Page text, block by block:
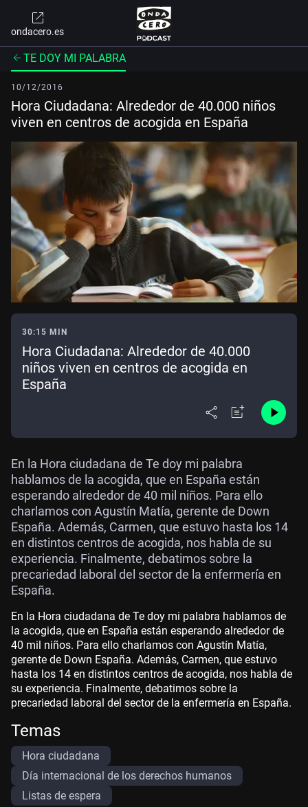
ondacero.es
TE DOY MI PALABRA
10/12/2016
Hora Ciudadana: Alrededor de 40.000 niños
viven en centros de acogida en España
30:15 MIN
Hora Ciudadana: Alrededor de 40.000
niños viven en centros de acogida en
España
En la Hora ciudadana de Te doy mi palabra
hablamos de la acogida, que en España están
esperando alrededor de 40 mil niños. Para ello
charlamos con Agustín Matía, gerente de Down
España. Además, Carmen, que estuvo hasta los 14
en distintos centros de acogida, nos habla de su
experiencia. Finalmente, debatimos sobre la
precariedad laboral del sector de la enfermería en
España.
En la Hora ciudadana de Te doy mi palabra hablamos de
la acogida, que en España están esperando alrededor de
40 mil niños. Para ello charlamos con Agustín Matía,
gerente de Down España. Además, Carmen, que estuvo
hasta los 14 en distintos centros de acogida, nos habla de
su experiencia. Finalmente, debatimos sobre la
precariedad laboral del sector de la enfermería en España.
Temas
Hora ciudadana
Día internacional de los derechos humanos
Listas de espera